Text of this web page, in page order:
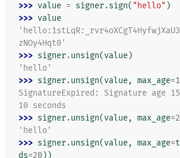
>>> value = signer.sign( "hello" )
>>> value
zNOy4Hqt0'
>>> signer.unsign(value)
'hello'
>>> signer.unsign(value, max_age=
SignatureExpired: Signature age
10 seconds
>>> signer.unsign(value, max_age=
'hello'
>>> signer.unsign(value, max_age=
ds=20))